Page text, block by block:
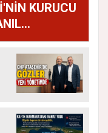
KURUCU